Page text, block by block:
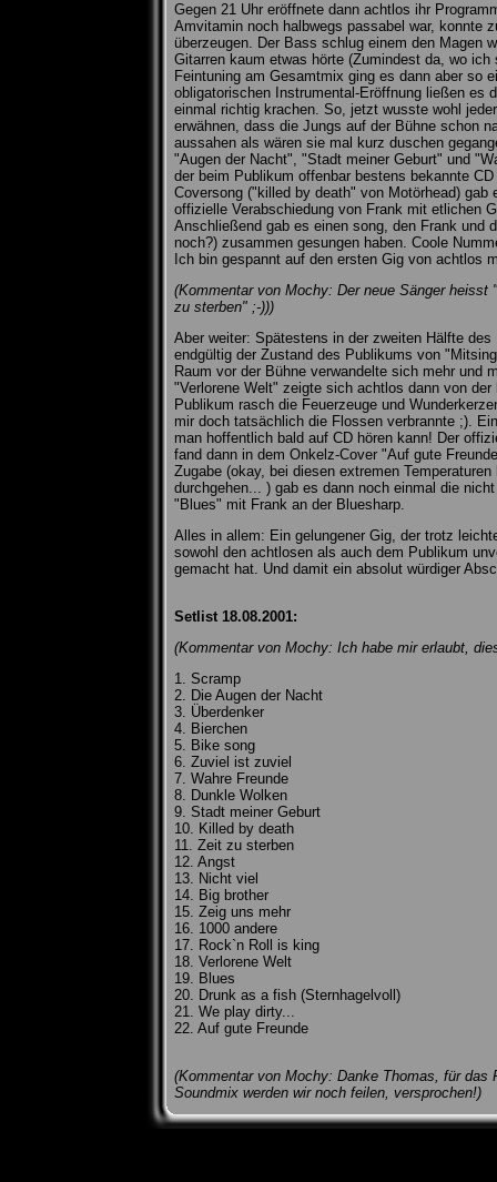
Gegen 21 Uhr eröffnete dann achtlos ihr
Amvitamin noch halbwegs passabel war, konnte
überzeugen. Der Bass schlug einem den Magen
Gitarren kaum etwas hörte (Zumindest da, wo
Feintuning am Gesamtmix ging es dann aber so
obligatorischen Instrumental-Eröffnung ließen es
einmal richtig krachen. So, jetzt wusste wohl
erwähnen, dass die Jungs auf der Bühne schon
aussahen als wären sie mal kurz duschen
"Augen der Nacht", "Stadt meiner Geburt" und
der beim Publikum offenbar bestens bekannte
Coversong ("killed by death" von Motörhead) gab
offizielle Verabschiedung von Frank mit etlichen
Anschließend gab es einen song, den Frank und
noch?) zusammen gesungen haben. Coole
Ich bin gespannt auf den ersten Gig von achtlos
(Kommentar von Mochy: Der neue Sänger heisst
zu sterben" ;-)))
Aber weiter: Spätestens in der zweiten Hälfte des
endgültig der Zustand des Publikums von
Raum vor der Bühne verwandelte sich mehr und
"Verlorene Welt" zeigte sich achtlos dann von
Publikum rasch die Feuerzeuge und
mir doch tatsächlich die Flossen verbrannte ;).
man hoffentlich bald auf CD hören kann! Der
fand dann in dem Onkelz-Cover "Auf gute
Zugabe (okay, bei diesen extremen
durchgehen... ) gab es dann noch einmal die
"Blues" mit Frank an der Bluesharp.
Alles in allem: Ein gelungener Gig, der trotz
sowohl den achtlosen als auch dem Publikum
gemacht hat. Und damit ein absolut würdiger
Setlist 18.08.2001:
(Kommentar von Mochy: Ich habe mir erlaubt,
1. Scramp
2. Die Augen der Nacht
3. Überdenker
4. Bierchen
5. Bike song
6. Zuviel ist zuviel
7. Wahre Freunde
8. Dunkle Wolken
9. Stadt meiner Geburt
10. Killed by death
11. Zeit zu sterben
12. Angst
13. Nicht viel
14. Big brother
15. Zeig uns mehr
16. 1000 andere
17. Rock`n Roll is king
18. Verlorene Welt
19. Blues
20. Drunk as a fish (Sternhagelvoll)
21. We play dirty...
22. Auf gute Freunde
(Kommentar von Mochy: Danke Thomas, für das
Soundmix werden wir noch feilen, versprochen!)